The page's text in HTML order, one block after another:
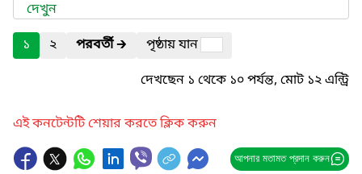
দেখুন
১
২ পরবর্তী🡲
পৃষ্ঠায় যান
দেখছেন ১ থেকে ১০ পর্যন্ত, মোট ১২ এন্ট্রি
এই কনটেন্টটি শেয়ার করতে ক্লিক করুন
আপনার মতামত প্রদান করুন